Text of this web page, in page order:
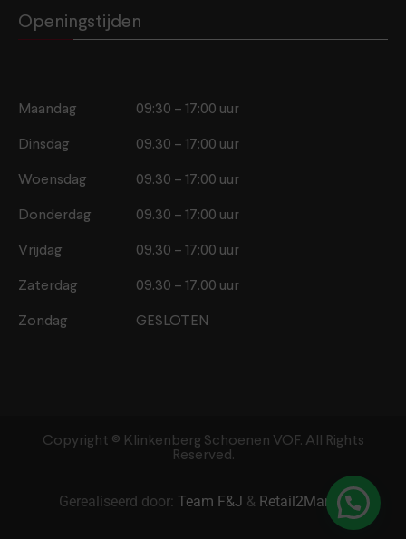
Openingstijden
Maandag 09:30 – 17:00 uur
Dinsdag 09.30 – 17:00 uur
Woensdag 09.30 – 17:00 uur
Donderdag 09.30 – 17:00 uur
Vrijdag 09.30 – 17:00 uur
Zaterdag 09.30 – 17.00 uur
Zondag GESLOTEN
Copyright ©️ Klinkenberg Schoenen VOF. All Rights
Reserved.
Gerealiseerd door: Team F&J & Retail2Market